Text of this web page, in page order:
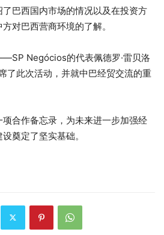
巴西国内市场的情况以及在投资方
对巴西营商环境的了解。
Negócios的代表佩德罗·雷贝洛
了此次活动，并就中巴经贸交流的重
合作备忘录，为未来进一步加强经
奠定了坚实基础。